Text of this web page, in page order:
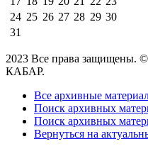
24 25 26 27 28 29 30
31
2023 Все права защищены.
КАБАР.
Все архивные
Поиск архивных
Поиск архивных
Вернуться на